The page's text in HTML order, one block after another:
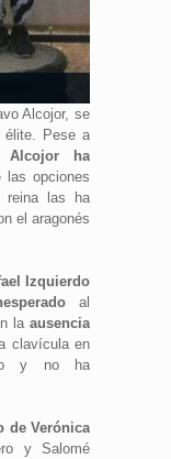
Alcojor, se
élite. Pese a
ha
las opciones
reina las ha
el aragonés
Izquierdo
al
la ausencia
clavícula en
y no ha
de Verónica
y Salomé